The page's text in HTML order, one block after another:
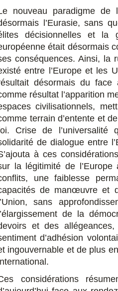
nouveau paradigme de
l’Eurasie, sans
décisionnelles et la
était désormais
conséquences. Ainsi, la
entre l’Europe et les
désormais du face
résultat l’apparition
civilisationnels,
terrain d’entente et
Crise de l’universalité
de dialogue entre
à ces
la légitimité de
une faiblesse
de manœuvre et
sans
de la
et des
d’adhésion
ingouvernable et de plus
considérations